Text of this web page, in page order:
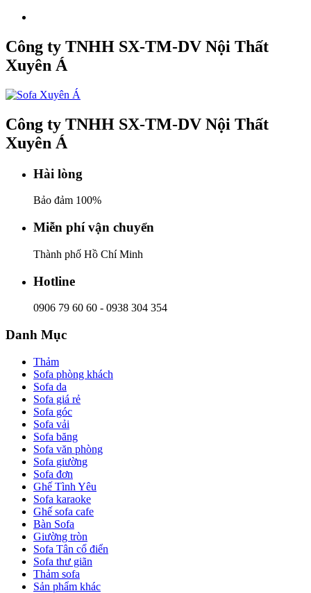
Công ty TNHH SX-TM-DV Nội Thất
Xuyên Á
Công ty TNHH SX-TM-DV Nội Thất
Xuyên Á
Hài lòng
Bảo đảm 100%
Miễn phí vận chuyển
Thành phố Hồ Chí Minh
Hotline
0906 79 60 60 - 0938 304 354
Danh Mục
Thảm
Sofa phòng khách
Sofa da
Sofa giá rẻ
Sofa góc
Sofa vải
Sofa băng
Sofa văn phòng
Sofa giường
Sofa đơn
Ghế Tình Yêu
Sofa karaoke
Ghế sofa cafe
Bàn Sofa
Giường tròn
Sofa Tân cổ điển
Sofa thư giãn
Thảm sofa
Sản phẩm khác